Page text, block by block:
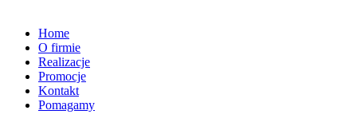
Home
O firmie
Realizacje
Promocje
Kontakt
Pomagamy